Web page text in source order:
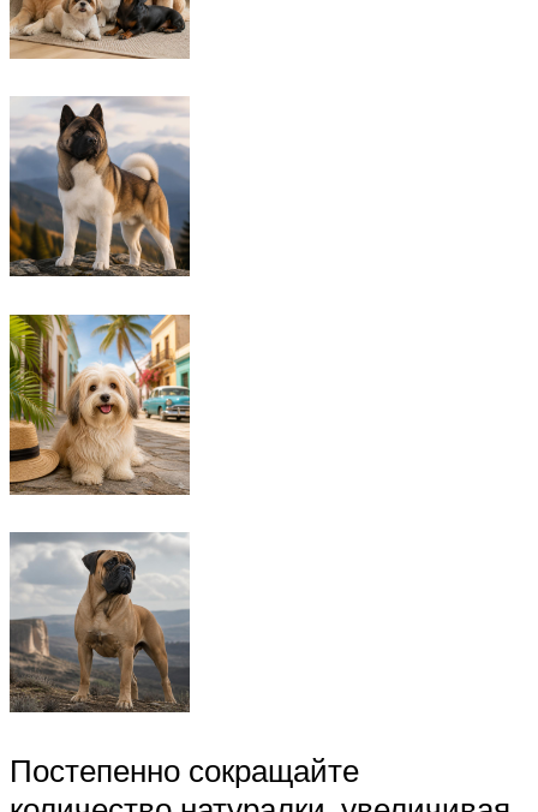
Постепенно сокращайте